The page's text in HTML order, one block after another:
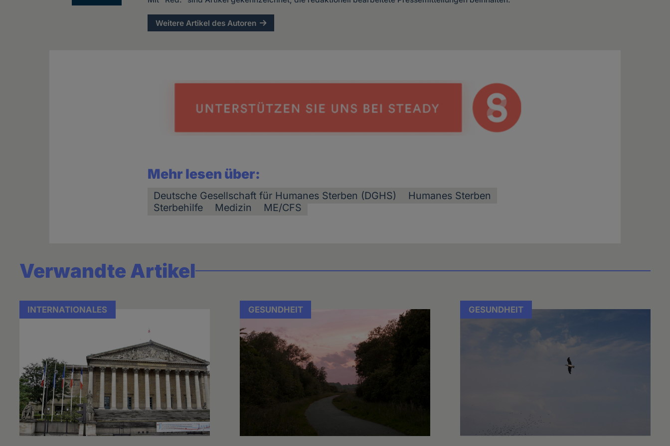
Weitere Artikel des Autoren
Mehr lesen über:
Deutsche Gesellschaft für Humanes Sterben (DGHS)
Humanes Sterben
Sterbehilfe
Medizin ME/CFS
Verwandte Artikel
INTERNATIONALES GESUNDHEIT GESUNDHEIT